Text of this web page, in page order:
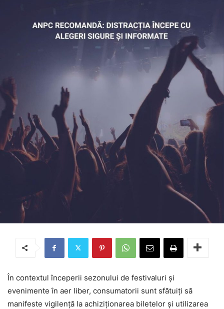
În contextul începerii sezonului de festivaluri și
evenimente în aer liber, consumatorii sunt sfătuiți să
manifeste vigilență la achiziționarea biletelor și utilizarea